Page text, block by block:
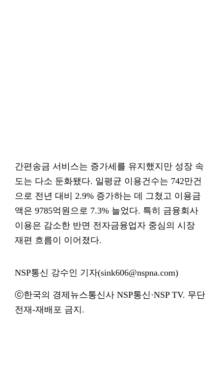
간편송금 서비스는 증가세를 유지했지만 성장 속
도는 다소 둔화됐다. 일평균 이용건수는 742만건
으로 전년 대비 2.9% 증가하는 데 그쳤고 이용금
액은 9785억원으로 7.3% 늘었다. 특히 금융회사
이용은 감소한 반면 전자금융업자 중심의 시장
재편 흐름이 이어졌다.
NSP통신 강수인 기자(sink606@nspna.com)
ⓒ한국의 경제뉴스통신사 NSP통신·NSP TV. 무단
전재-재배포 금지.